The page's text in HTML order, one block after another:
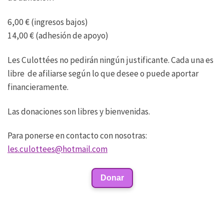
6,00 € (ingresos bajos)
14,00 € (adhesión de apoyo)
Les Culottées no pedirán ningún justificante. Cada una es
libre de afiliarse según lo que desee o puede aportar
financieramente.
Las donaciones son libres y bienvenidas.
Para ponerse en contacto con nosotras:
les.culottees@hotmail.com
Donar